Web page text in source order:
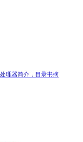
理器简介，目录书摘